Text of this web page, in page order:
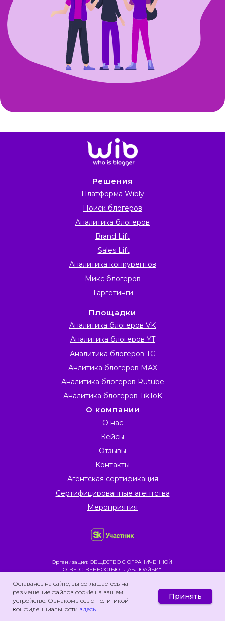
Оставаясь на сайте, вы соглашаетесь на
размещение файлов cookie на вашем
устройстве. Ознакомьтесь с Политикой
конфиденциальности здесь
Принять
Площадки
Аналитика блогеров VK
Аналитика блогеров YT
Аналитика блогеров TG
Анлитика блогеров MAX
Аналитика блогеров Rutube
Аналитика блогеров TikToK
О компании
О нас
Кейсы
Отзывы
Контакты
Агентская сертификация
Сертифицированные агентства
Мероприятия
Организация: ОБЩЕСТВО С ОГРАНИЧЕННОЙ
ОТВЕТСТВЕННОСТЬЮ "ДАБЛЮАЙБИ"
Юридический адрес:125438, г. Москва, ул. Автомоторная,
д. 1/3, стр. 2, этаж/помещ 6/I/комн 38В нрм 7
Email: hello@whoisblogger.ru
Разработчик платформы для анализа и работы с
данными из сети Интернет.
Решения
Платформа Wibly
Поиск блогеров
Аналитика блогеров
Brand Lift
Аналитика конкурентов
Микс блогеров
Таргетинги
Sales Lift